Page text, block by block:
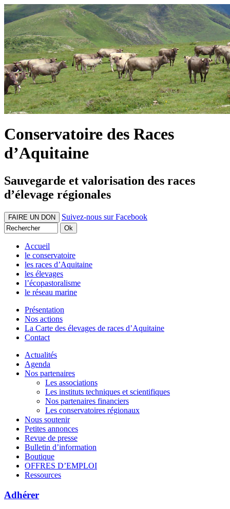
Conservatoire des Races
d’Aquitaine
Sauvegarde et valorisation des races
d’élevage régionales
FAIRE UN DON Suivez-nous sur Facebook
Accueil
le conservatoire
les races d’Aquitaine
les élevages
l’écopastoralisme
le réseau marine
Présentation
Nos actions
La Carte des élevages de races d’Aquitaine
Contact
Actualités
Agenda
Nos partenaires
Les associations
Les instituts techniques et scientifiques
Nos partenaires financiers
Les conservatoires régionaux
Nous soutenir
Petites annonces
Revue de presse
Bulletin d’information
Boutique
OFFRES D’EMPLOI
Ressources
Adhérer